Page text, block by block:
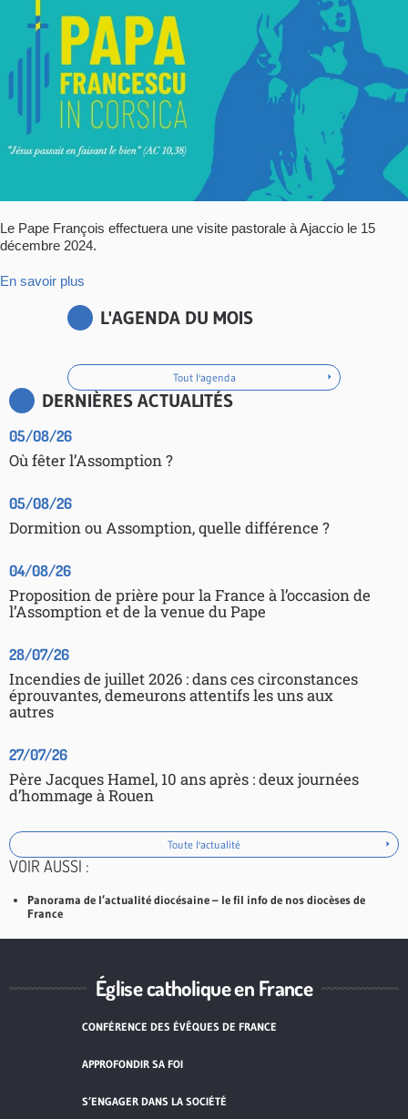
Le Pape François effectuera une visite pastorale à Ajaccio le 15
décembre 2024.
En savoir plus
L'AGENDA DU MOIS
Tout l'agenda
DERNIÈRES ACTUALITÉS
05/08/26
Où fêter l’Assomption ?
05/08/26
Dormition ou Assomption, quelle différence ?
04/08/26
Proposition de prière pour la France à l’occasion de
l’Assomption et de la venue du Pape
28/07/26
Incendies de juillet 2026 : dans ces circonstances
éprouvantes, demeurons attentifs les uns aux
autres
27/07/26
Père Jacques Hamel, 10 ans après : deux journées
d’hommage à Rouen
Toute l'actualité
VOIR AUSSI :
Panorama de l’actualité diocésaine – le fil info de nos diocèses de
France
Église catholique en France
CONFÉRENCE DES ÉVÊQUES DE FRANCE
APPROFONDIR SA FOI
S’ENGAGER DANS LA SOCIÉTÉ